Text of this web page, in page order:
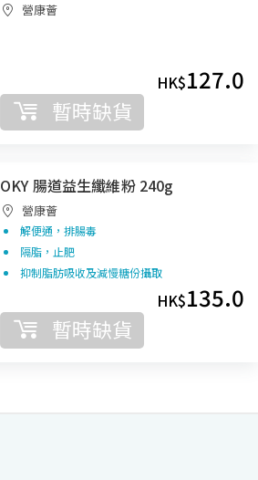
營康薈
HK$127.0
暫時缺貨
OKY 腸道益生纖維粉 240g
營康薈
解便通，排腸毒
隔脂，止肥
抑制脂肪吸收及減慢糖份攝取
HK$135.0
暫時缺貨